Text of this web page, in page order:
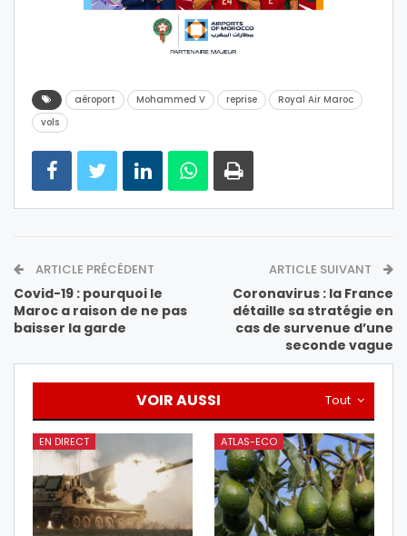
aéroport Mohammed V reprise
Royal Air Maroc
vols
ARTICLE PRÉCÉDENT
Covid-19 : pourquoi le
Maroc a raison de ne pas
baisser la garde
ARTICLE SUIVANT
Coronavirus : la France
détaille sa stratégie en
cas de survenue d’une
seconde vague
Tout
VOIR AUSSI
EN DIRECT ATLAS-ECO